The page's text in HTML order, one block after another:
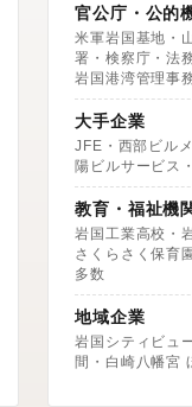
官公庁・公的
米軍岩国基地・
署・検察庁・法
岩国港湾管理事
大手企業
JFE・西部ビル
陽ビルサービス
教育・福祉機
岩国工業高校・
さくらさく保育
多数
地域企業
岩国シティビュ
間・白崎八幡宮